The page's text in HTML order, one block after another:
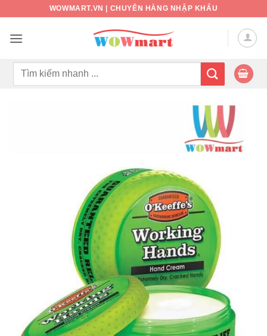
nội
WOWMART.VN | CHUYÊN HÀNG NHẬP KHẨU
Tìm